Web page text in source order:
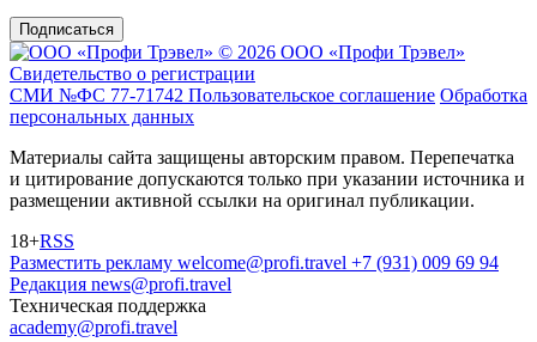
Подписаться
© 2026 ООО «Профи Трэвeл»
Свидетельство о регистрации
СМИ №ФС 77-71742 Пользовательское соглашение Обработка
персональных данных
Материалы сайта защищены авторским правом. Перепечатка
и цитирование допускаются только при указании источника и
размещении активной ссылки на оригинал публикации.
18+RSS
Разместить рекламу welcome@profi.travel +7 (931) 009 69 94
Редакция news@profi.travel
Техническая поддержка
academy@profi.travel